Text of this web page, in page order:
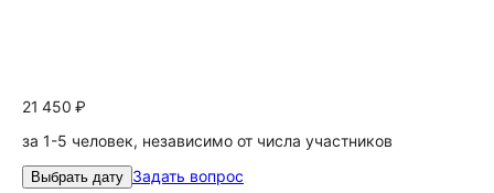
21 450 ₽
за 1-5 человек, независимо от числа участников
Выбрать дату Задать вопрос